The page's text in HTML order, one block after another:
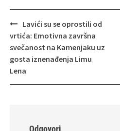
Navigacija
objava
Lavići su se oprostili od
vrtića: Emotivna završna
svečanost na Kamenjaku uz
gosta iznenađenja Limu
Lena
Odgovori